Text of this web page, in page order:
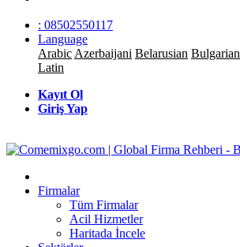
: 08502550117
Language
Arabic Azerbaijani Belarusian Bulgarian
Latin
Kayıt Ol
Giriş Yap
Firmalar
Tüm Firmalar
Acil Hizmetler
Haritada İncele